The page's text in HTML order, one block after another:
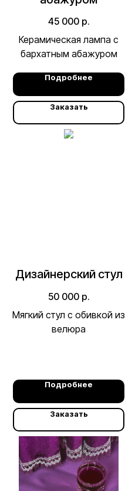
45 000 р.
Керамическая лампа с
бархатным абажуром
Подробнее
Заказать
Дизайнерский стул
50 000 р.
Мягкий стул с обивкой из
велюра
Подробнее
Заказать